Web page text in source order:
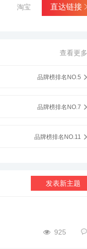
直达链接
淘宝
查看更多
品牌榜排名NO.5
品牌榜排名NO.7
品牌榜排名NO.11
发表新主题
925